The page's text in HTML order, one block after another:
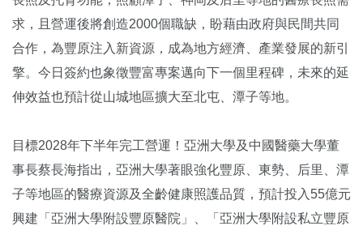
求，且營運後將創造2000個職缺，盼藉由政府與民間共同
合作，為豐原注入新資源，成為地方經濟、產業發展的新引
擎。今日簽約也象徵豐富專案邁向下一個里程碑，未來的延
伸效益也預計從山城地區擴大至北屯、潭子等地。
目標2028年下半年完工營運！亞洲大學及中國醫藥大學董
事長蔡長海指出，亞洲大學著眼強化豐原、東勢、后里、潭
子等地區的醫療資源及全齡健康照護品質，預計投入55億元
興建「亞洲大學附設豐原醫院」、「亞洲大學附設私立豐原